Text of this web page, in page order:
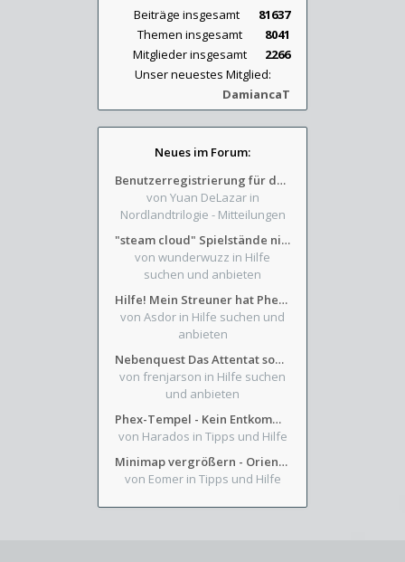
Beiträge insgesamt
81637
Themen insgesamt
8041
Mitglieder insgesamt
2266
Unser neuestes Mitglied:
DamiancaT
Neues im Forum:
Benutzerregistrierung für das SchickHD-/SchweifHD-Forum gesperrt
von Yuan DeLazar in
Nordlandtrilogie - Mitteilungen
"steam cloud" Spielstände nicht verfügbar
von wunderwuzz in Hilfe
suchen und anbieten
Hilfe! Mein Streuner hat Phexens Gunst verloren...
von Asdor in Hilfe suchen und
anbieten
Nebenquest Das Attentat sowie Beilunker Reiter und zwei kleine Ausrüstungsfragen
von frenjarson in Hilfe suchen
und anbieten
Phex-Tempel - Kein Entkommen aus Weinkeller/Bibliothek Trakt
von Harados in Tipps und Hilfe
Minimap vergrößern - Orientierung in Blutzinnen
von Eomer in Tipps und Hilfe